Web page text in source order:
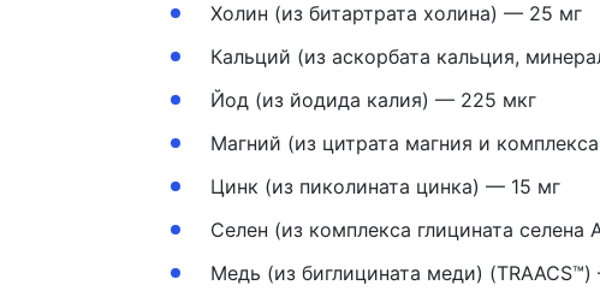
Холин (из битартрата холина) — 25 мг
Кальций (из аскорбата кальция,
Йод (из йодида калия) — 225 мкг
Магний (из цитрата магния и
Цинк (из пиколината цинка) — 15 мг
Селен (из комплекса глицината
Медь (из биглицината меди)